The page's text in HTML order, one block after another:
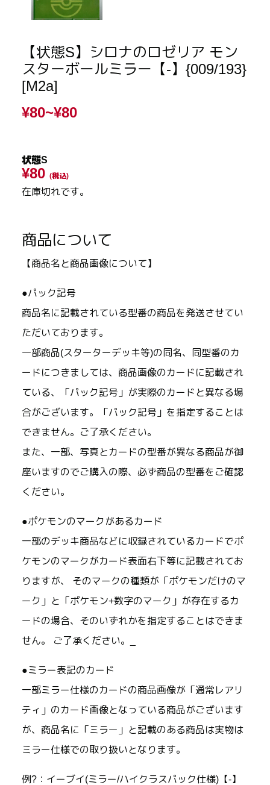
【状態S】シロナのロゼリア モン
スターボールミラー【-】{009/193}
[M2a]
¥80~¥80
状態S
¥80 (税込)
在庫切れです。
商品について
【商品名と商品画像について】
●パック記号
商品名に記載されている型番の商品を発送させてい
ただいております。
一部商品(スターターデッキ等)の同名、同型番のカ
ードにつきましては、商品画像のカードに記載され
ている、「パック記号」が実際のカードと異なる場
合がございます。「パック記号」を指定することは
できません。ご了承ください。
また、一部、写真とカードの型番が異なる商品が御
座いますのでご購入の際、必ず商品の型番をご確認
ください。
●ポケモンのマークがあるカード
一部のデッキ商品などに収録されているカードでポ
ケモンのマークがカード表面右下等に記載されてお
りますが、 そのマークの種類が「ポケモンだけのマ
ーク」と「ポケモン+数字のマーク」が存在するカ
ードの場合、そのいずれかを指定することはできま
せん。 ご了承ください。_
●ミラー表記のカード
一部ミラー仕様のカードの商品画像が「通常レアリ
ティ」のカード画像となっている商品がございます
が、商品名に「ミラー」と記載のある商品は実物は
ミラー仕様での取り扱いとなります。
例?：イーブイ(ミラー/ハイクラスパック仕様)【-】